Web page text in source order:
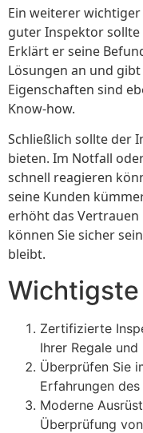
Ein weiterer
guter Inspektor
Erklärt er seine
Lösungen an und
Eigenschaften sind
Know-how.
Schließlich sollte der
bieten. Im Notfall
schnell reagieren
seine Kunden
erhöht das Vertrauen
können Sie sicher
bleibt.
Zertifizierte
Ihrer Regale
Überprüfen Sie
Erfahrungen
Moderne
Überprüfung